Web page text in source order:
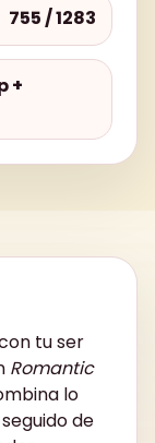
755 / 1283
+
tu ser
Romantic
lo
de